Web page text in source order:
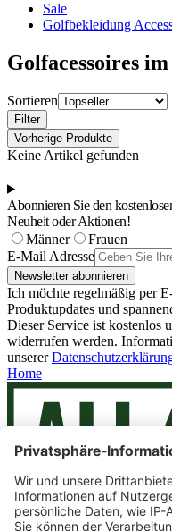
Sale
Golfbekleidung
Golfacessoires im
Sortieren
Filter
Vorherige Produkte
Keine Artikel gefunden
Abonnieren Sie den
Neuheit oder Aktionen!
Männer
Frauen
E-Mail Adresse
Newsletter abonnieren
Ich möchte regelmäßig per
Produktupdates und
Dieser Service ist kostenlos
widerrufen werden.
unserer
Home
FacebookYouTubeInstagram